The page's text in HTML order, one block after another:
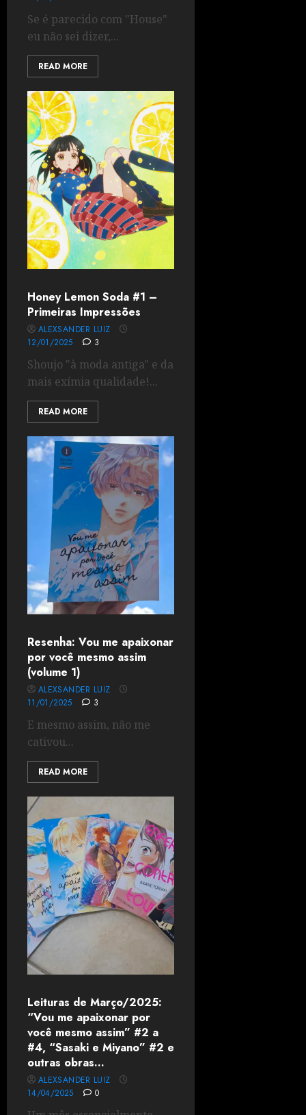
Se é parecido com "House"
eu não sei dizer,...
READ MORE
Honey Lemon Soda #1 –
Primeiras Impressões
ALEXSANDER LUIZ
12/01/2025
3
Shoujo "à moda antiga" e da
mais exímia qualidade!...
READ MORE
Resenha: Vou me apaixonar
por você mesmo assim
(volume 1)
ALEXSANDER LUIZ
11/01/2025
3
E mesmo assim, não me
cativou...
READ MORE
Leituras de Março/2025:
“Vou me apaixonar por
você mesmo assim” #2 a
#4, “Sasaki e Miyano” #2 e
outras obras…
ALEXSANDER LUIZ
14/04/2025
0